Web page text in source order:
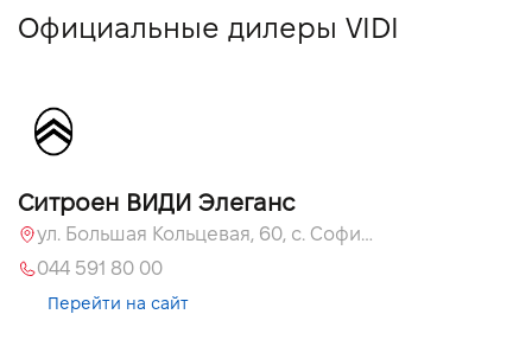
Официальные дилеры VIDI
Ситроен ВИДИ Элеганс
ул. Большая Кольцевая, 60, с. Софиевская Борщаговка, Киевская обл., 08131
044 591 80 00
Перейти на сайт